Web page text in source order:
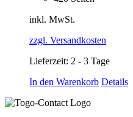
inkl. MwSt.
zzgl. Versandkosten
Lieferzeit: 2 - 3 Tage
In den Warenkorb Details